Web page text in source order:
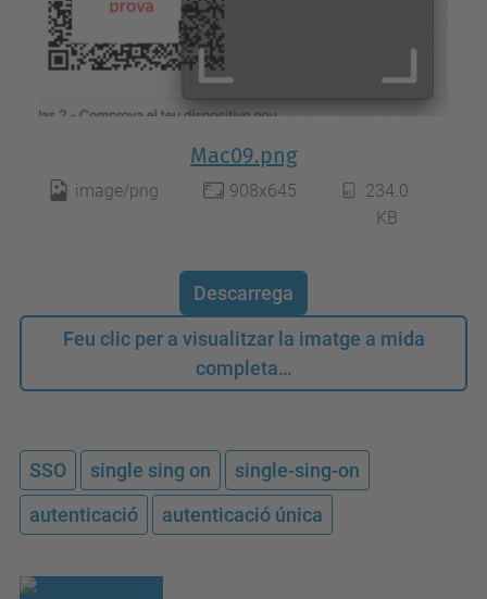
Mac09.png
image/png 908x645
234.0
KB
Descarrega
Feu clic per a visualitzar la imatge a mida
completa…
SSO single sing on
single-sing-on
autenticació
autenticació única